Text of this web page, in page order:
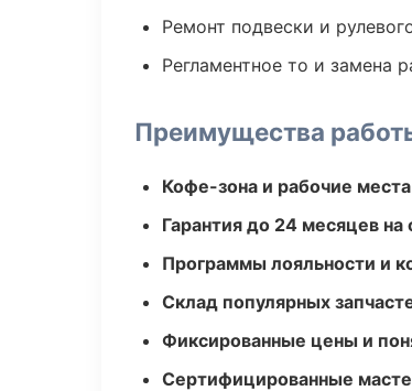
Ремонт подвески и
Регламентное то и замена
Преимущества
Кофе-зона и рабочие
Гарантия до 24 месяцев
Программы лояльности и
Склад популярных
Фиксированные цены и
Сертифицированные